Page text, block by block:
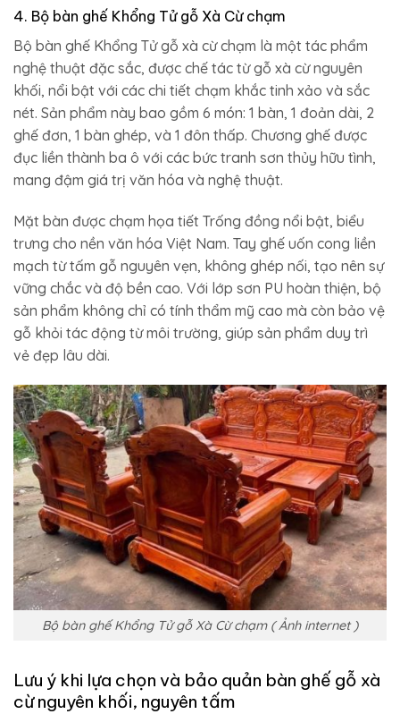
4. Bộ bàn ghế Khổng Tử gỗ Xà Cừ chạm
Bộ bàn ghế Khổng Tử gỗ xà cừ chạm là một tác phẩm
nghệ thuật đặc sắc, được chế tác từ gỗ xà cừ nguyên
khối, nổi bật với các chi tiết chạm khắc tinh xảo và sắc
nét. Sản phẩm này bao gồm 6 món: 1 bàn, 1 đoản dài, 2
ghế đơn, 1 bàn ghép, và 1 đôn thấp. Chương ghế được
đục liền thành ba ô với các bức tranh sơn thủy hữu tình,
mang đậm giá trị văn hóa và nghệ thuật.
Mặt bàn được chạm họa tiết Trống đồng nổi bật, biểu
trưng cho nền văn hóa Việt Nam. Tay ghế uốn cong liền
mạch từ tấm gỗ nguyên vẹn, không ghép nối, tạo nên sự
vững chắc và độ bền cao. Với lớp sơn PU hoàn thiện, bộ
sản phẩm không chỉ có tính thẩm mỹ cao mà còn bảo vệ
gỗ khỏi tác động từ môi trường, giúp sản phẩm duy trì
vẻ đẹp lâu dài.
Bộ bàn ghế Khổng Tử gỗ Xà Cừ chạm ( Ảnh internet )
Lưu ý khi lựa chọn và bảo quản bàn ghế gỗ xà
cừ nguyên khối, nguyên tấm